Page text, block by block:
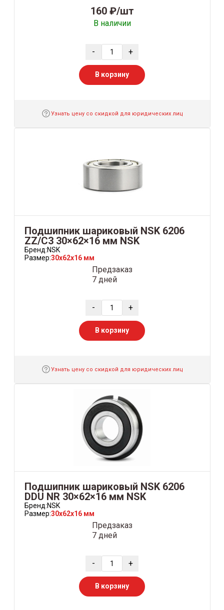
160 ₽/шт
В наличии
- +
В корзину
Узнать цену со скидкой для юридических лиц
Подшипник шариковый NSK 6206
ZZ/C3 30×62×16 мм NSK
Бренд:NSK
Размер:30x62x16 мм
Предзаказ
7 дней
- +
В корзину
Узнать цену со скидкой для юридических лиц
Подшипник шариковый NSK 6206
DDU NR 30×62×16 мм NSK
Бренд:NSK
Размер:30x62x16 мм
Предзаказ
7 дней
- +
В корзину